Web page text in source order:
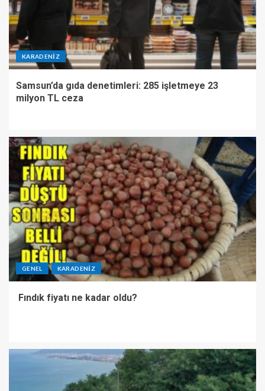
KARADENIZ
Samsun’da gıda denetimleri: 285 işletmeye 23
milyon TL ceza
GENEL KARADENIZ
Fındık fiyatı ne kadar oldu?